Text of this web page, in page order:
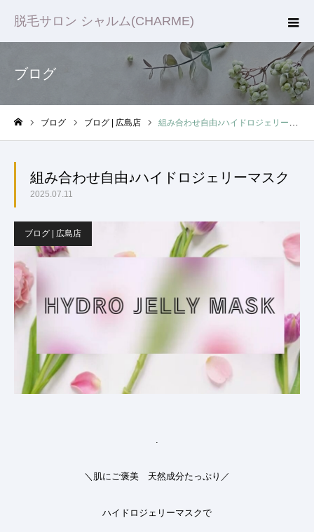
脱毛サロン シャルム(CHARME)
ブログ
ブログ ブログ | 広島店 組み合わせ自由♪ハイドロジェリーマスク
組み合わせ自由♪ハイドロジェリーマスク
2025.07.11
ブログ | 広島店
＼肌にご褒美 天然成分たっぷり／
ハイドロジェリーマスクで